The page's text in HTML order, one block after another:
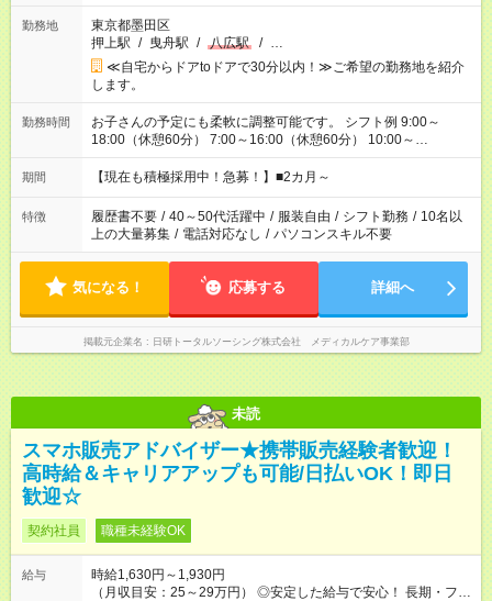
勤務地
東京都墨田区
押上駅 / 曳舟駅 / 八広駅 / …
≪自宅からドアtoドアで30分以内！≫ご希望の勤務地を紹介
します。
勤務時間
お子さんの予定にも柔軟に調整可能です。 シフト例 9:00～
18:00（休憩60分） 7:00～16:00（休憩60分） 10:00～
19:00（休憩60分） ※Wワーク希望の方へ 今ご覧のお仕事で希
望する勤務時間と、もう1つのお仕事の勤務時間の合計が 週40
期間 【現在も積極採用中！急募！】■2カ月～
特徴 履歴書不要 / 40～50代活躍中 / 服装自由 / シフト勤務 / 10名以
上の大量募集 / 電話対応なし / パソコンスキル不要
気になる！ 応募する 詳細へ
掲載元企業名 日研トータルソーシング株式会社 メディカルケア事業部
未読
スマホ販売アドバイザー★携帯販売経験者歓迎！
高時給＆キャリアアップも可能/日払いOK！即日
歓迎☆
契約社員 職種未経験OK
給与
時給1,630円～1,930円
（月収目安：25～29万円） ◎安定した給与で安心！ 長期・フル